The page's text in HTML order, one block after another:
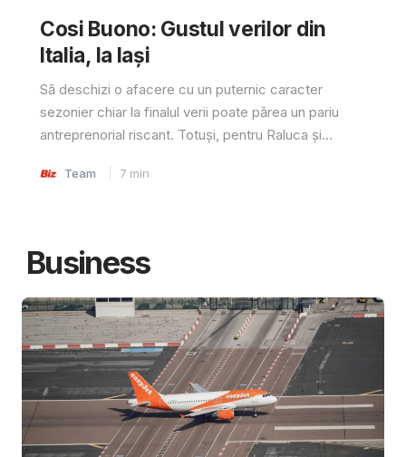
Cosi Buono: Gustul verilor din
Italia, la Iași
Să deschizi o afacere cu un puternic caracter
sezonier chiar la finalul verii poate părea un pariu
antreprenorial riscant. Totuși, pentru Raluca și...
Team 7 min
Business